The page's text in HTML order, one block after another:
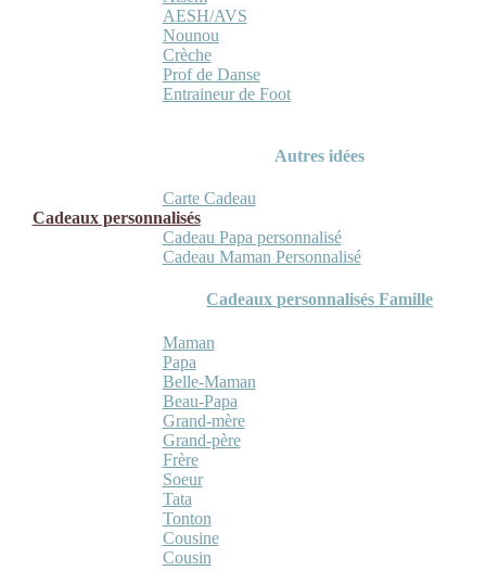
AESH/AVS
Nounou
Crèche
Prof de Danse
Entraineur de Foot
Autres idées
Carte Cadeau
Cadeaux personnalisés
Cadeau Papa personnalisé
Cadeau Maman Personnalisé
Cadeaux personnalisés Famille
Maman
Papa
Belle-Maman
Beau-Papa
Grand-mère
Grand-père
Frère
Soeur
Tata
Tonton
Cousine
Cousin